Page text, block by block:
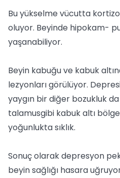
Bu yükselme vücutta
oluyor. Beyinde hipokam-
yaşanabiliyor.
Beyin kabuğu ve kabuk
lezyonları görülüyor.
yaygın bir diğer bozukluk
talamusgibi kabuk altı
yoğunlukta sıklık.
Sonuç olarak depresyon
beyin sağlığı hasara